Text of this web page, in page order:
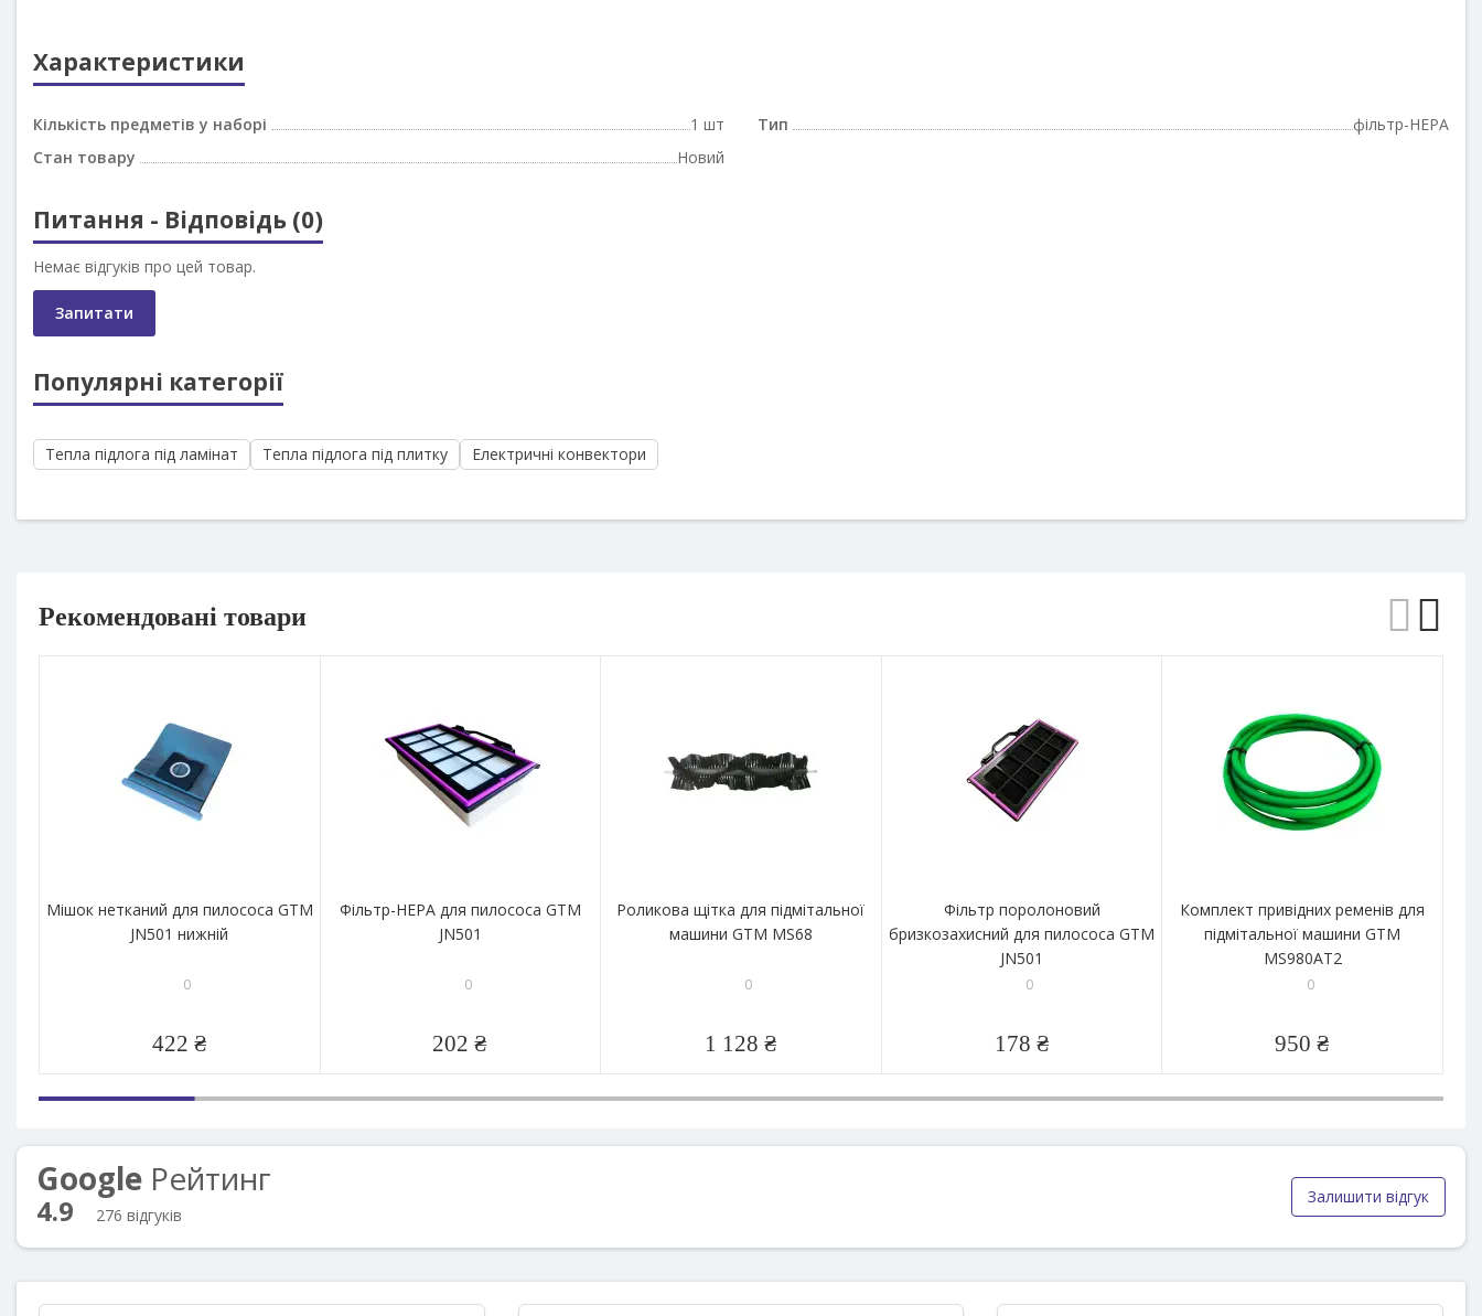
Характеристики
Кількість предметів у наборі
1 шт
Стан товару
Новий
Тип фільтр-HEPA
Питання - Відповідь (0)
Немає відгуків про цей товар.
Запитати
Популярні категорії
Тепла підлога під ламінат Тепла підлога під плитку Електричні конвектори
Рекомендовані товари
Мішок нетканий для пилососа GTM
JN501 нижній
0
422 ₴
Фільтр-HEPA для пилососа GTM
JN501
0
202 ₴
Роликова щітка для підмітальної
машини GTM MS68
0
1 128 ₴
Фільтр поролоновий
бризкозахисний для пилососа GTM
JN501
0
178 ₴
Комплект привідних ременів для
підмітальної машини GTM
MS980AT2
0
950 ₴
Google Рейтинг
4.9 276 відгуків
Залишити відгук